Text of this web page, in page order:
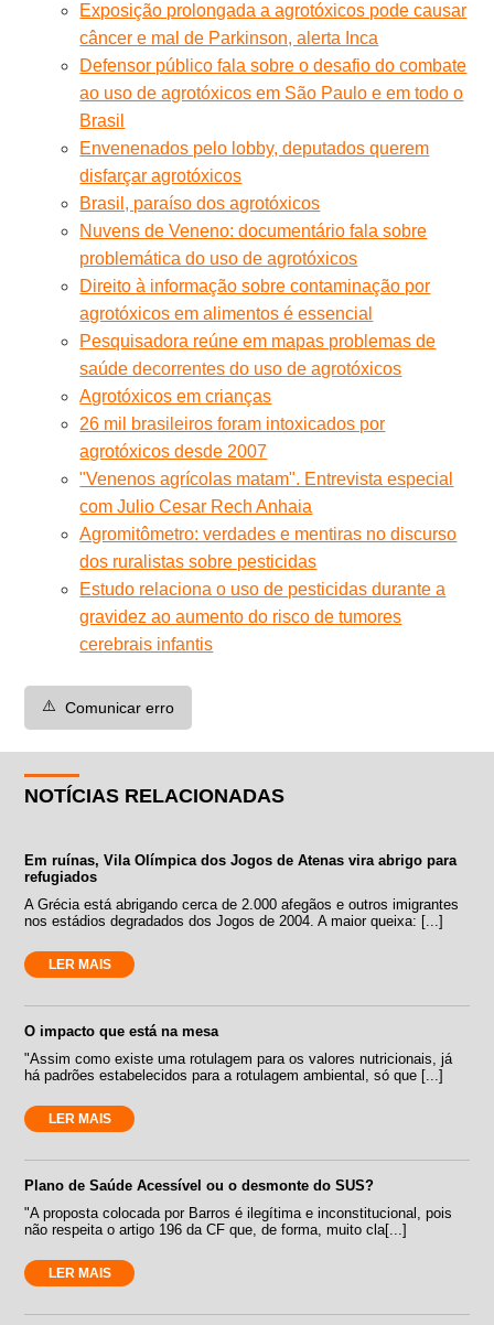
Exposição prolongada a agrotóxicos pode causar
câncer e mal de Parkinson, alerta Inca
Defensor público fala sobre o desafio do combate
ao uso de agrotóxicos em São Paulo e em todo o
Brasil
Envenenados pelo lobby, deputados querem
disfarçar agrotóxicos
Brasil, paraíso dos agrotóxicos
Nuvens de Veneno: documentário fala sobre
problemática do uso de agrotóxicos
Direito à informação sobre contaminação por
agrotóxicos em alimentos é essencial
Pesquisadora reúne em mapas problemas de
saúde decorrentes do uso de agrotóxicos
Agrotóxicos em crianças
26 mil brasileiros foram intoxicados por
agrotóxicos desde 2007
"Venenos agrícolas matam". Entrevista especial
com Julio Cesar Rech Anhaia
Agromitômetro: verdades e mentiras no discurso
dos ruralistas sobre pesticidas
Estudo relaciona o uso de pesticidas durante a
gravidez ao aumento do risco de tumores
cerebrais infantis
⚠️ Comunicar erro
NOTÍCIAS RELACIONADAS
Em ruínas, Vila Olímpica dos Jogos de Atenas vira abrigo para
refugiados
A Grécia está abrigando cerca de 2.000 afegãos e outros imigrantes
nos estádios degradados dos Jogos de 2004. A maior queixa: [...]
LER MAIS
O impacto que está na mesa
"Assim como existe uma rotulagem para os valores nutricionais, já
há padrões estabelecidos para a rotulagem ambiental, só que [...]
LER MAIS
Plano de Saúde Acessível ou o desmonte do SUS?
"A proposta colocada por Barros é ilegítima e inconstitucional, pois
não respeita o artigo 196 da CF que, de forma, muito cla[...]
LER MAIS